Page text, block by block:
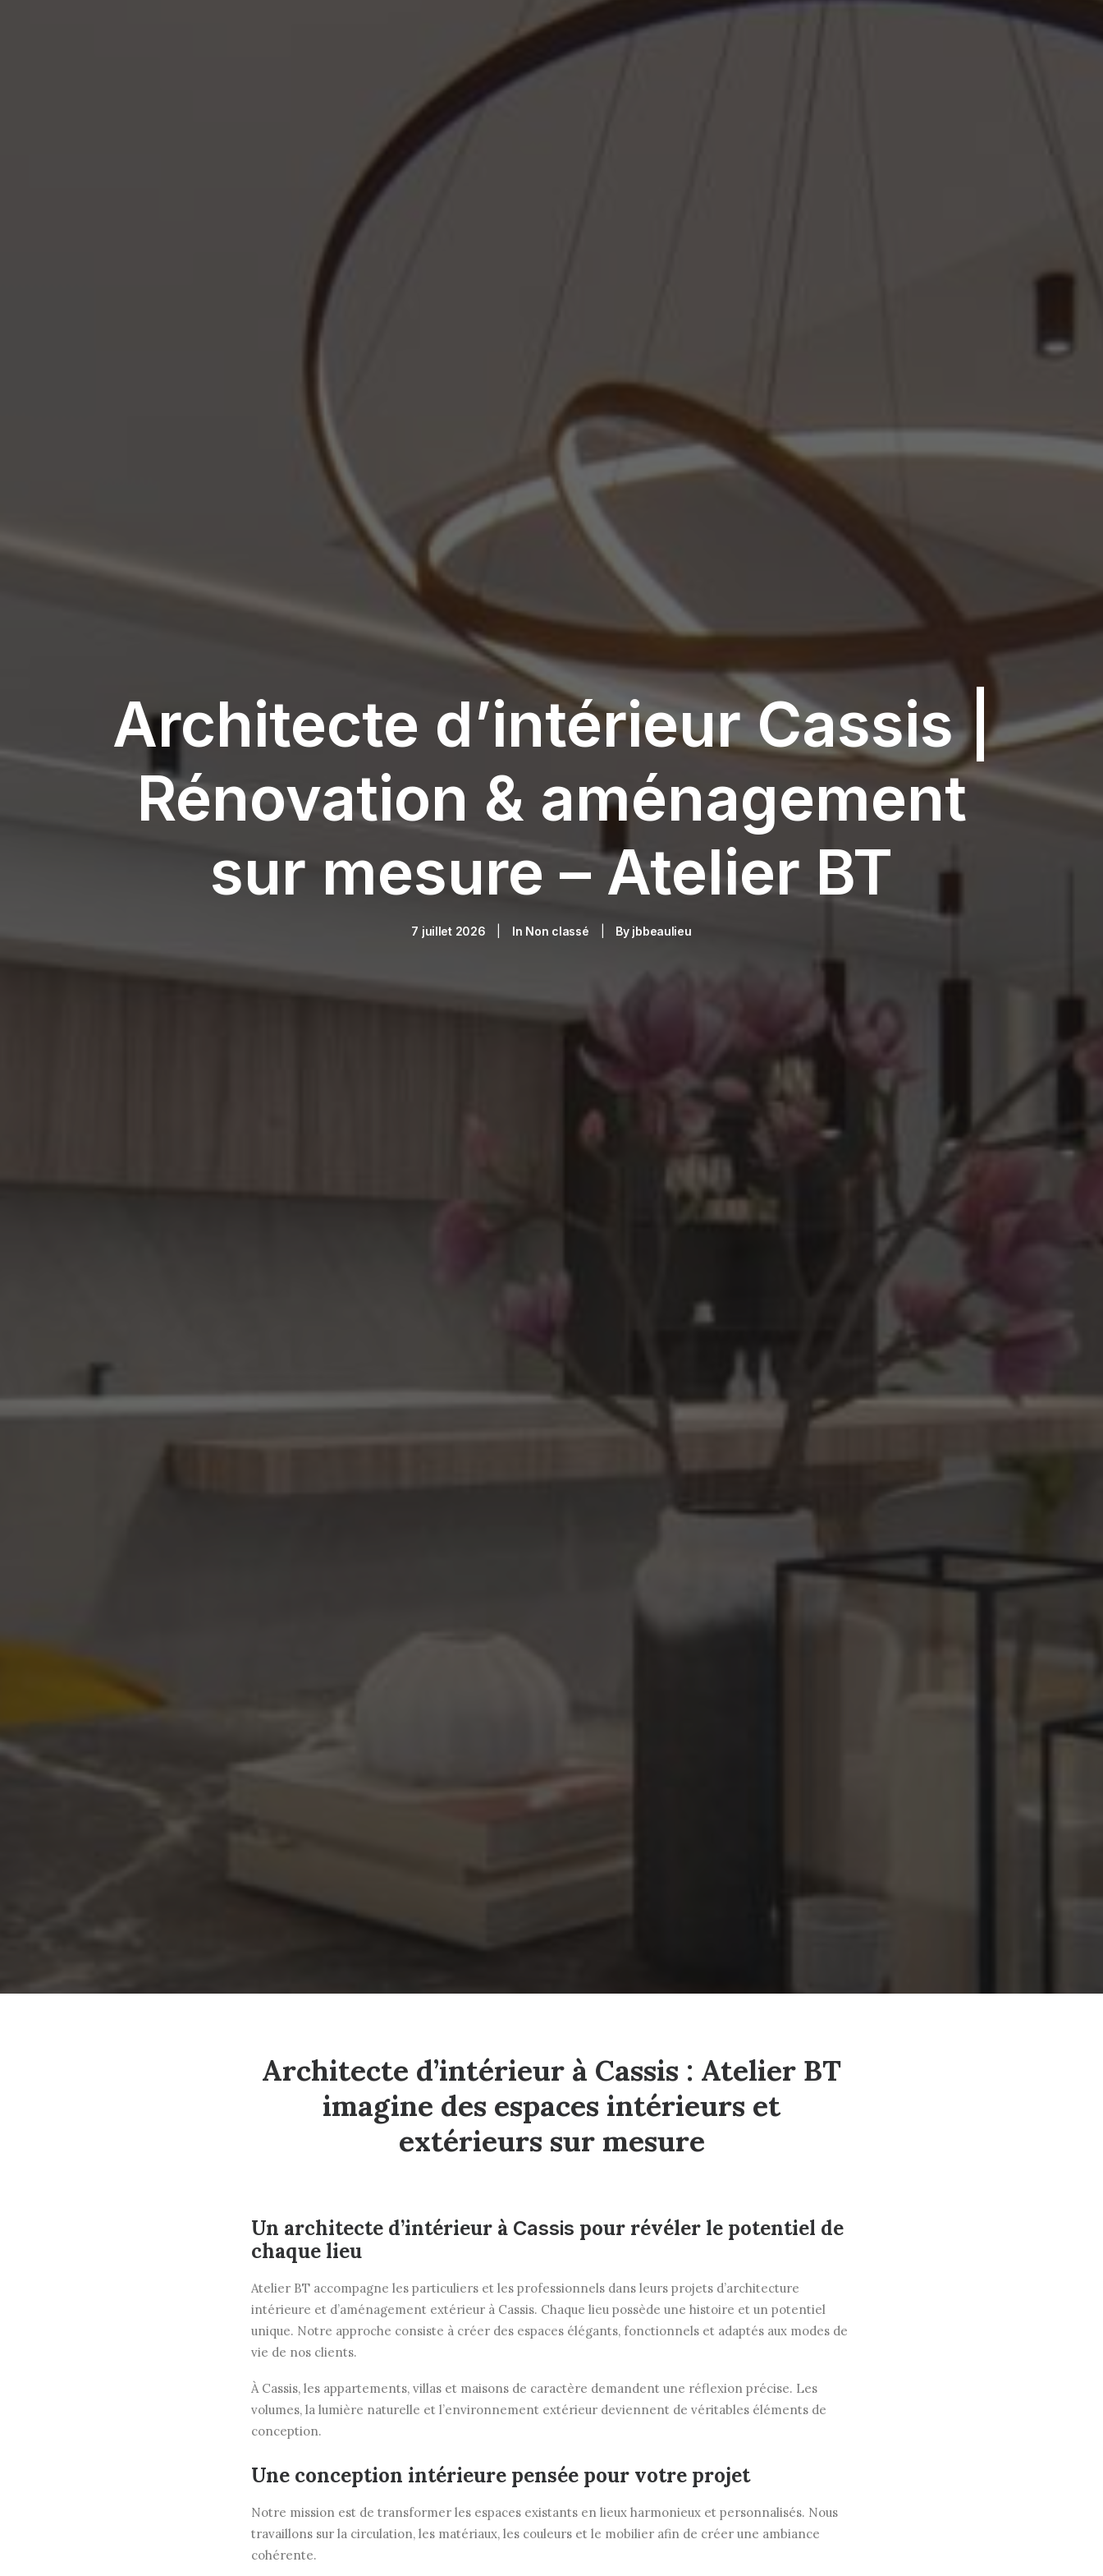
Architecte d’intérieur Cassis |
Rénovation & aménagement
sur mesure – Atelier BT
7 juillet 2026 In Non classé By jbbeaulieu
Architecte d’intérieur à Cassis : Atelier BT
imagine des espaces intérieurs et
extérieurs sur mesure
Un architecte d’intérieur à Cassis pour révéler le potentiel de
chaque lieu
Atelier BT accompagne les particuliers et les professionnels dans leurs projets d’architecture
intérieure et d’aménagement extérieur à Cassis. Chaque lieu possède une histoire et un potentiel
unique. Notre approche consiste à créer des espaces élégants, fonctionnels et adaptés aux modes de
vie de nos clients.
À Cassis, les appartements, villas et maisons de caractère demandent une réflexion précise. Les
volumes, la lumière naturelle et l’environnement extérieur deviennent de véritables éléments de
conception.
Une conception intérieure pensée pour votre projet
Notre mission est de transformer les espaces existants en lieux harmonieux et personnalisés. Nous
travaillons sur la circulation, les matériaux, les couleurs et le mobilier afin de créer une ambiance
cohérente.